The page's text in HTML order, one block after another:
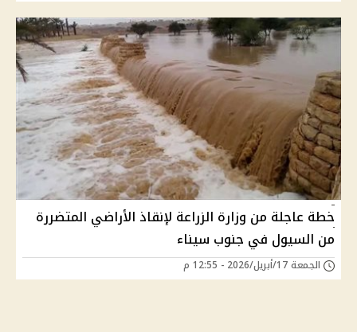
خطة عاجلة من وزارة الزراعة لإنقاذ الأراضي المتضررة
من السيول في جنوب سيناء
الجمعة 17/أبريل/2026 - 12:55 م